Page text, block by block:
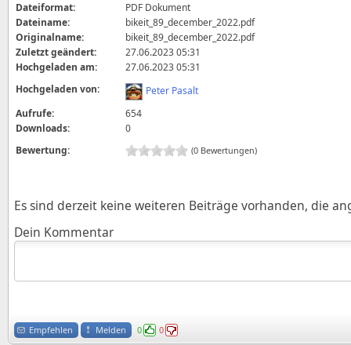
Dateiformat:
PDF Dokument
Dateiname:
bikeit_89_december_2022.pdf
Originalname:
bikeit_89_december_2022.pdf
Zuletzt geändert:
27.06.2023 05:31
Hochgeladen am:
27.06.2023 05:31
Hochgeladen von:
Peter Pasalt
Aufrufe:
654
Downloads:
0
Bewertung:
(0 Bewertungen)
Es sind derzeit keine weiteren Beiträge vorhanden, die
Dein Kommentar
Empfehlen Melden 0 0